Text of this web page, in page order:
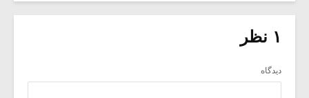
۱ نظر
دیدگاه